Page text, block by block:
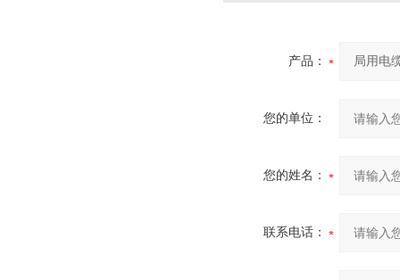
产品：
您的单位：
您的姓名：
联系电话：